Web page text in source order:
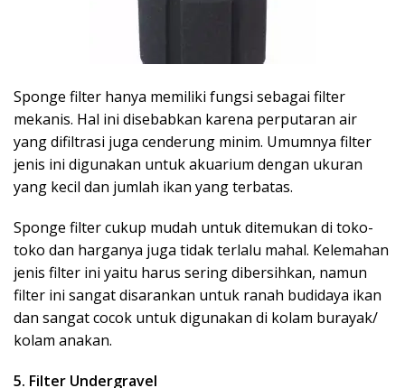
Sponge filter hanya memiliki fungsi sebagai filter
mekanis. Hal ini disebabkan karena perputaran air
yang difiltrasi juga cenderung minim. Umumnya filter
jenis ini digunakan untuk akuarium dengan ukuran
yang kecil dan jumlah ikan yang terbatas.
Sponge filter cukup mudah untuk ditemukan di toko-
toko dan harganya juga tidak terlalu mahal. Kelemahan
jenis filter ini yaitu harus sering dibersihkan, namun
filter ini sangat disarankan untuk ranah budidaya ikan
dan sangat cocok untuk digunakan di kolam burayak/
kolam anakan.
5. Filter Undergravel